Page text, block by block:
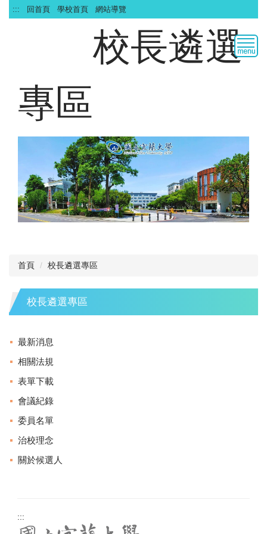
跳
到
::: 回首頁 學校首頁 網站導覽
校長遴選
專區
首頁 校長遴選專區
校長遴選專區
最新消息
相關法規
表單下載
會議紀錄
委員名單
治校理念
關於候選人
:::